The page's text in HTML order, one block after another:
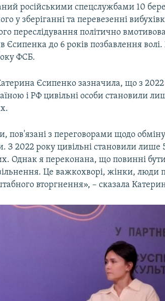
російськими спецслужбами 10
у зберіганні та перевезенні
переслідування політично
Єсипенка до 6 років позбавлення
ФСБ.
Єсипенко зазначила, що з 2022
і РФ цивільні особи становили
пов'язані з переговорами щодо
З 2022 року цивільні становили лише
Однак я переконана, що повинні
Це важкохворі, жінки, люди
вторгнення», – сказала